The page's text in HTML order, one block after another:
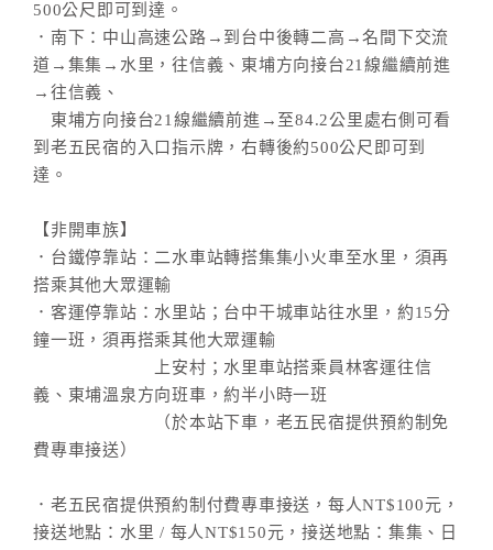
500公尺即可到達。
．南下：中山高速公路→到台中後轉二高→名間下交流
道→集集→水里，往信義、東埔方向接台21線繼續前進
→往信義、
東埔方向接台21線繼續前進→至84.2公里處右側可看
到老五民宿的入口指示牌，右轉後約500公尺即可到
達。
【非開車族】
．台鐵停靠站：二水車站轉搭集集小火車至水里，須再
搭乘其他大眾運輸
．客運停靠站：水里站；台中干城車站往水里，約15分
鐘一班，須再搭乘其他大眾運輸
上安村；水里車站搭乘員林客運往信
義、東埔溫泉方向班車，約半小時一班
（於本站下車，老五民宿提供預約制免
費專車接送）
．老五民宿提供預約制付費專車接送，每人NT$100元，
接送地點：水里 / 每人NT$150元，接送地點：集集、日